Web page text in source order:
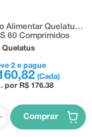
Alimentar Quelatus
60 Comprimidos
Quelatus
2e pague
,82 (Cada)
por R$ 176.38
Comprar